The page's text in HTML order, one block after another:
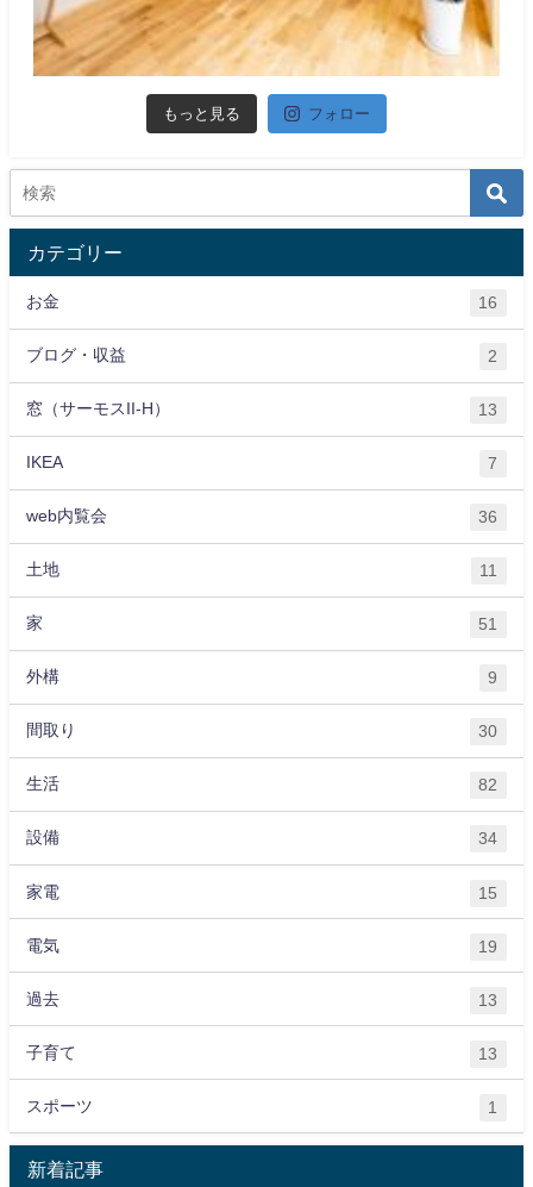
もっと見る フォロー
カテゴリー
お金 16
ブログ・収益 2
窓（サーモスII-H） 13
IKEA 7
web内覧会 36
土地 11
家 51
外構 9
間取り 30
生活 82
設備 34
家電 15
電気 19
過去 13
子育て 13
スポーツ 1
新着記事